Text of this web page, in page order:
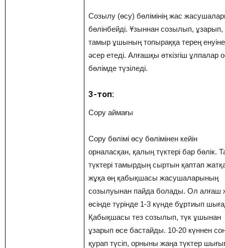
Созылу (өсу) бөлімінің жас
бөлінбейді. Ұзыннан созылып, ұзарып,
тамыр ұшының топыраққа терең енуіне
әсер етеді. Алғашқы өткізгіш ұлпалар
бөлімде түзіледі.
3-топ:
Сору аймағы
Сору бөлімі өсу бөлімінен кейін
орналасқан, қалың түктері бар бөлік.
түктері тамырдың сыртын қаптап
жұқа өң қабықшасы жасушаларының
созылуынан пайда болады. Ол алғаш
өсінде түрінде 1-3 күнде бұртиып
Қабықшасы тез созылып, түк ұшынан
ұзарып өсе бастайды. 10-20 күннен
қурап түсіп, орныны жаңа түктер